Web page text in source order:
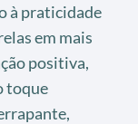
à praticidade
em mais
positiva,
toque